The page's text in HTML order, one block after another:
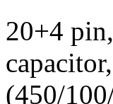
20+4
(450/